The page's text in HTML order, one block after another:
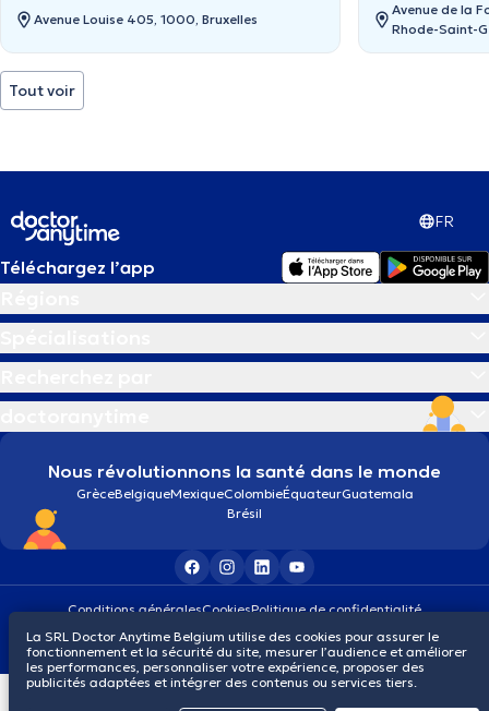
Avenue Louise 405, 1000, Bruxelles
Avenue de la
Rhode-Saint-
Tout voir
FR
Téléchargez l’app
Nous révolutionnons la santé dans le monde
GrèceBelgiqueMexiqueColombieÉquateurGuatemala
Brésil
Conditions généralesCookiesPolitique de confidentialité
La SRL Doctor Anytime Belgium utilise des cookies pour assurer le
fonctionnement et la sécurité du site, mesurer l’audience et améliorer
les performances, personnaliser votre expérience, proposer des
publicités adaptées et intégrer des contenus ou services tiers.